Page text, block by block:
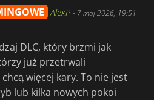
AlexP - 7 maj 2026, 19:51
DLC, który brzmi jak
już przetrwali
więcej kary. To nie jest
lub kilka nowych pokoi